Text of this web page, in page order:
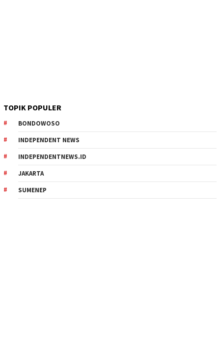
TOPIK POPULER
BONDOWOSO
INDEPENDENT NEWS
INDEPENDENTNEWS.ID
JAKARTA
SUMENEP